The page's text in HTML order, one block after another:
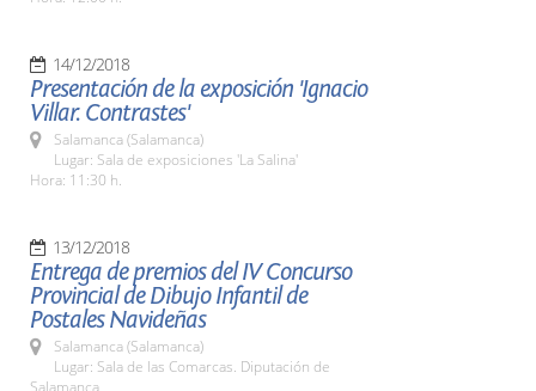
14/12/2018
Presentación de la exposición 'Ignacio
Villar. Contrastes'
Salamanca (Salamanca)
Lugar: Sala de exposiciones 'La Salina'
Hora: 11:30 h.
13/12/2018
Entrega de premios del IV Concurso
Provincial de Dibujo Infantil de
Postales Navideñas
Salamanca (Salamanca)
Lugar: Sala de las Comarcas. Diputación de
Salamanca